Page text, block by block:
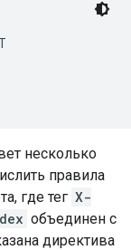
несколько
правила
где тег X-
объединен с
директива